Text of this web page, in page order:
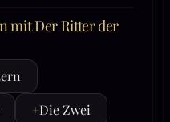
mit Der Ritter der
+Die Zwei